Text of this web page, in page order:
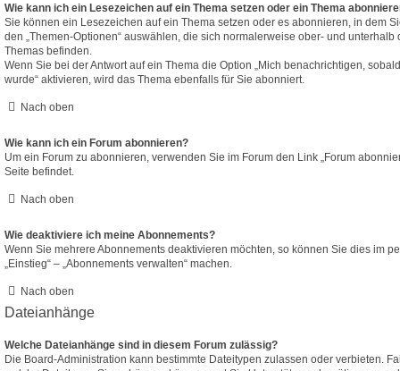
Wie kann ich ein Lesezeichen auf ein Thema setzen oder ein Thema
Sie können ein Lesezeichen auf ein Thema setzen oder es abonnieren, in dem
den „Themen-Optionen“ auswählen, die sich normalerweise ober- und
Themas befinden.
Wenn Sie bei der Antwort auf ein Thema die Option „Mich benachrichtigen,
wurde“ aktivieren, wird das Thema ebenfalls für Sie abonniert.
Nach oben
Wie kann ich ein Forum abonnieren?
Um ein Forum zu abonnieren, verwenden Sie im Forum den Link „Forum
Seite befindet.
Nach oben
Wie deaktiviere ich meine Abonnements?
Wenn Sie mehrere Abonnements deaktivieren möchten, so können Sie dies im
„Einstieg“ – „Abonnements verwalten“ machen.
Nach oben
Dateianhänge
Welche Dateianhänge sind in diesem Forum zulässig?
Die Board-Administration kann bestimmte Dateitypen zulassen oder verbieten.